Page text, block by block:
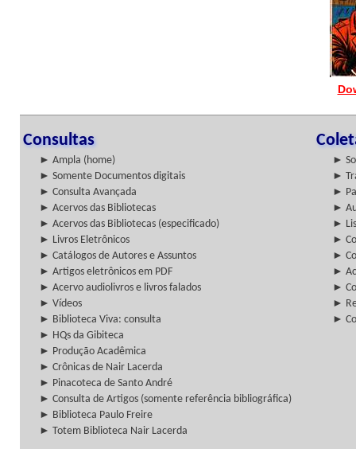
Consultas
► Ampla (home)
►
► Somente Documentos digitais
►
► Consulta Avançada
►
► Acervos das Bibliotecas
►
► Acervos das Bibliotecas (especificado)
►
► Livros Eletrônicos
►
► Catálogos de Autores e Assuntos
►
► Artigos eletrônicos em PDF
►
► Acervo audiolivros e livros falados
►
► Vídeos
►
► Biblioteca Viva: consulta
►
► HQs da Gibiteca
► Produção Acadêmica
► Crônicas de Nair Lacerda
► Pinacoteca de Santo André
► Consulta de Artigos (somente referência bibliográfica)
► Biblioteca Paulo Freire
► Totem Biblioteca Nair Lacerda